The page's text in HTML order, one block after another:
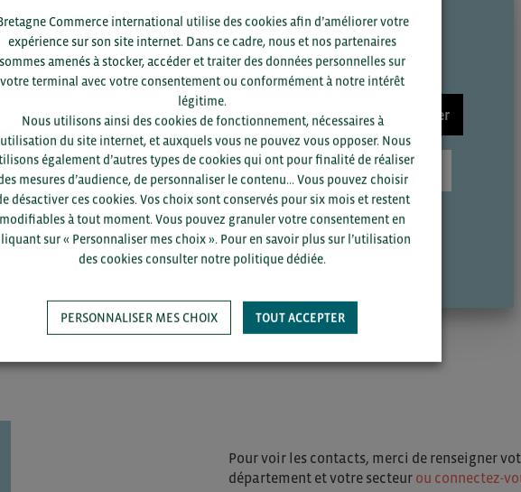
LIRE LA SUITE ?
ce contenu est disponible pour tous les
et vous avez déjà un compte BCI ?
pour profiter de l’ensemble de l’article.
est adhérente mais vous n’avez pas encore
? Inscrivez-vous avec votre email
devenir adhérent BCI ? Complétez le
. Votre demande d’adhésion sera
par BCI.
Se connecter
S'inscrire
Pour voir les contacts, merci de renseigner
département et votre secteur ou connectez-
Commerce international utilise des cookies afin d’améliorer votre
expérience sur son site internet. Dans ce cadre, nous et nos partenaires
sommes amenés à stocker, accéder et traiter des données personnelles sur
votre terminal avec votre consentement ou conformément à notre intérêt
légitime.
Nous utilisons ainsi des cookies de fonctionnement, nécessaires à
du site internet, et auxquels vous ne pouvez vous opposer. Nous
également d’autres types de cookies qui ont pour finalité de réaliser
mesures d’audience, de personnaliser le contenu... Vous pouvez choisir
désactiver ces cookies. Vos choix sont conservés pour six mois et restent
modifiables à tout moment. Vous pouvez granuler votre consentement en
sur « Personnaliser mes choix ». Pour en savoir plus sur l’utilisation
des cookies consulter notre politique dédiée.
PERSONNALISER MES CHOIX TOUT ACCEPTER